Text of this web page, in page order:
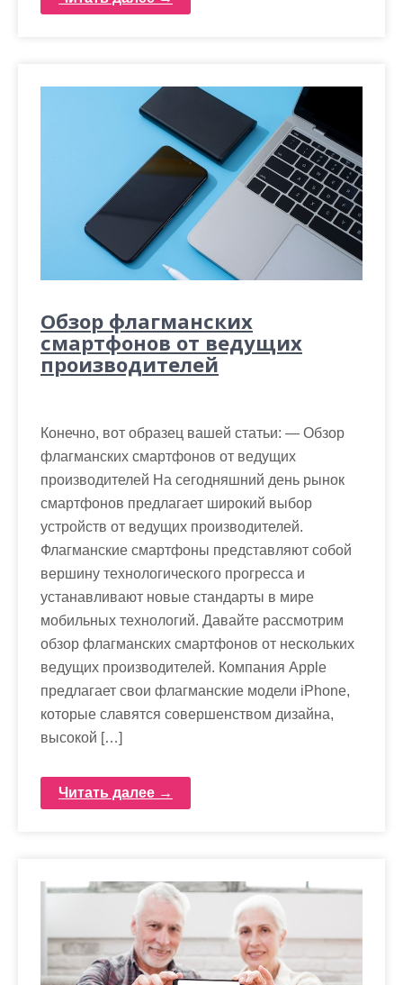
Обзор флагманских
смартфонов от ведущих
производителей
Конечно, вот образец вашей статьи: — Обзор
флагманских смартфонов от ведущих
производителей На сегодняшний день рынок
смартфонов предлагает широкий выбор
устройств от ведущих производителей.
Флагманские смартфоны представляют собой
вершину технологического прогресса и
устанавливают новые стандарты в мире
мобильных технологий. Давайте рассмотрим
обзор флагманских смартфонов от нескольких
ведущих производителей. Компания Apple
предлагает свои флагманские модели iPhone,
которые славятся совершенством дизайна,
высокой […]
Читать далее →